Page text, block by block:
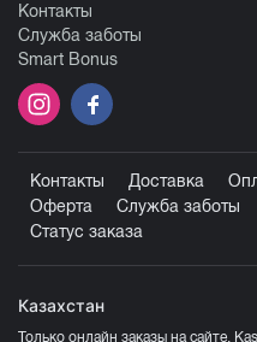
Контакты
Служба заботы
Smart Bonus
Контакты Доставка
Оферта
Служба заботы
Статус заказа
Казахстан
Только онлайн заказы на сайте,